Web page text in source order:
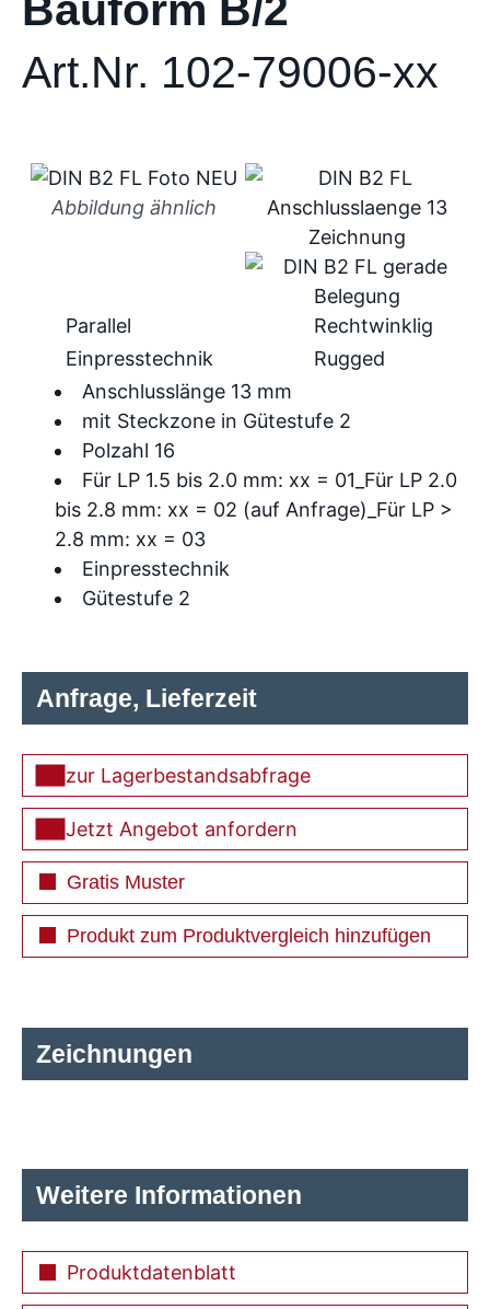
Art.Nr. 102-79006-xx
Abbildung ähnlich
Anschlusslänge 13 mm
mit Steckzone in Gütestufe 2
Polzahl 16
Für LP 1.5 bis 2.0 mm: xx = 01_Für LP 2.0
bis 2.8 mm: xx = 02 (auf Anfrage)_Für LP >
2.8 mm: xx = 03
Einpresstechnik
Gütestufe 2
Parallel
Rechtwinklig
Einpresstechnik
Rugged
Zeichnungen
Weitere Informationen
Produktdatenblatt
Anfrage, Lieferzeit
zur Lagerbestandsabfrage
Jetzt Angebot anfordern
Gratis Muster
Produkt zum Produktvergleich hinzufügen